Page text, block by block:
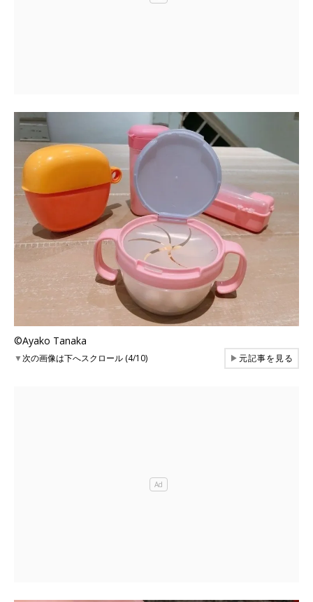
©Ayako Tanaka
▼次の画像は下へスクロール (4/10) ▶元記事を見る